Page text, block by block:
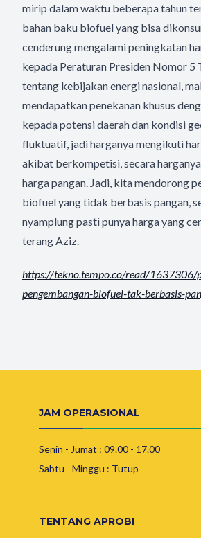
mirip dalam waktu beberapa tahun
bahan baku biofuel yang bisa
cenderung mengalami peningkatan
kepada Peraturan Presiden Nomor 5
tentang kebijakan energi nasional,
mendapatkan penekanan khusus
kepada potensi daerah dan kondisi
fluktuatif, jadi harganya mengikuti
akibat berkompetisi, secara
harga pangan. Jadi, kita mendorong
biofuel yang tidak berbasis pangan,
nyamplung pasti punya harga yang
terang Aziz.
https://tekno.tempo.co/read/1637306/
pengembangan-biofuel-tak-berbasis-
JAM OPERASIONAL
Senin - Jumat : 09.00 - 17.00
Sabtu - Minggu : Tutup
TENTANG APROBI